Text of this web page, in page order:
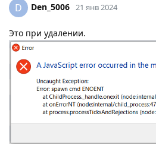
D Den_5006 21 янв 2024
Это при удалении.